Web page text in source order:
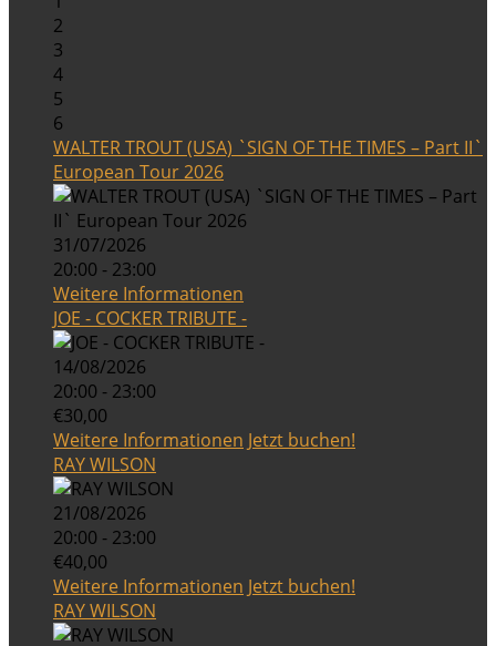
2
3
4
5
6
WALTER TROUT (USA) `SIGN OF THE TIMES – Part II`
European Tour 2026
31/07/2026
20:00 - 23:00
Weitere Informationen
JOE - COCKER TRIBUTE -
14/08/2026
20:00 - 23:00
€30,00
Weitere Informationen Jetzt buchen!
RAY WILSON
21/08/2026
20:00 - 23:00
€40,00
Weitere Informationen Jetzt buchen!
RAY WILSON